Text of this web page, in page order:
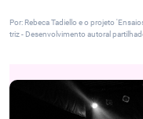
Por: Rebeca Tadiello e o projeto
triz - Desenvolvimento autoral